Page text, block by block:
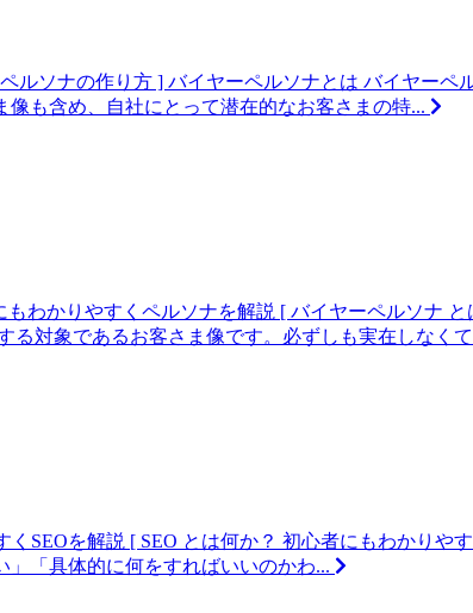
ルソナの作り方 ] バイヤーペルソナとは バイヤー
も含め、自社にとって潜在的なお客さまの特...
わかりやすくペルソナを解説 [ バイヤーペルソナ
対象であるお客さま像です。必ずしも実在しなく
くSEOを解説 [ SEO とは何か？ 初心者にもわかりや
「具体的に何をすればいいのかわ...